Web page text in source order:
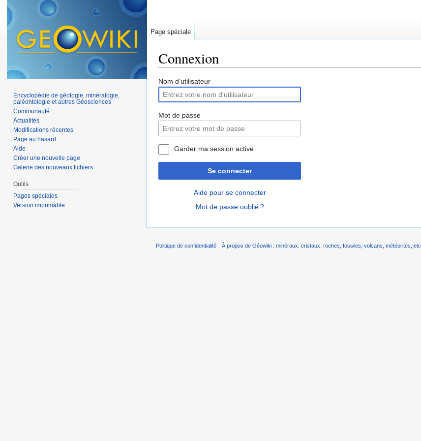
Connexion
Nom d’utilisateur
Mot de passe
Garder ma session active
Se connecter
Aide pour se connecter
Mot de passe oublié ?
Page spéciale
Encyclopédie de géologie, minéralogie,
paléontologie et autres Géosciences
Communauté
Actualités
Modifications récentes
Page au hasard
Aide
Créer une nouvelle page
Galerie des nouveaux fichiers
Outils
Pages spéciales
Version imprimable
Politique de confidentialité À propos de Géowiki : minéraux, cristaux, roches, fossiles, volcans, météorites, etc.